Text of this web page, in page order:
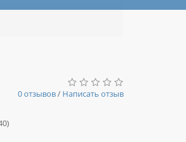
0 отзывов/ Написать отзыв